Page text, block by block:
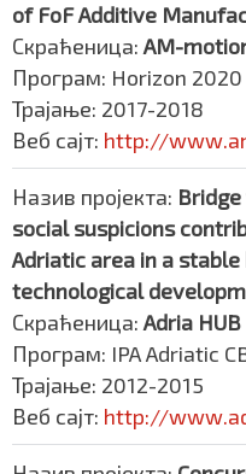
of FoF Additive
Скраћеница: AM-
Програм: Horizon 2020
Трајање: 2017-2018
Веб сајт: http://
Назив пројекта:
social suspicions
Adriatic area in a
technological
Скраћеница: Adria HUB
Програм: IPA Adriatic
Трајање: 2012-2015
Веб сајт: http://